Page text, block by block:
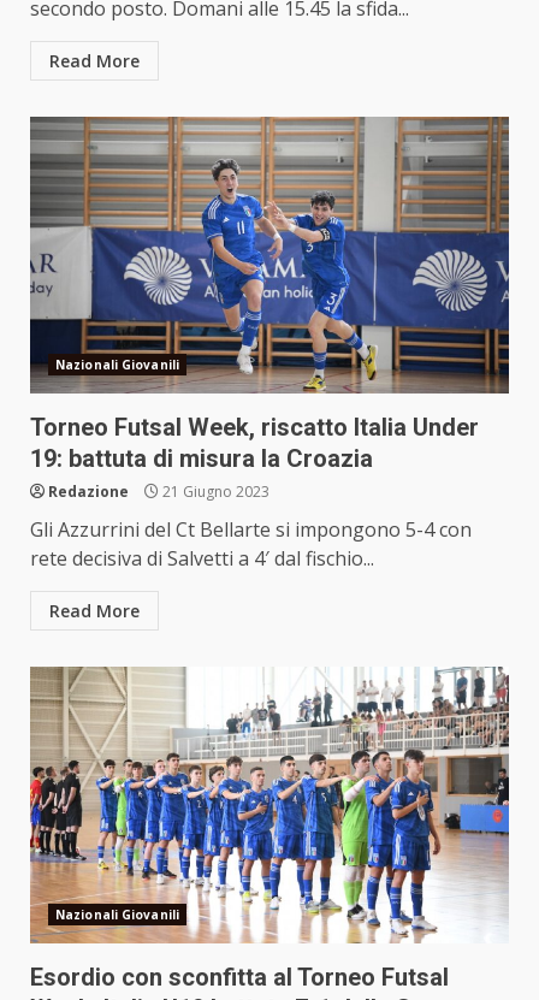
secondo posto. Domani alle 15.45 la sfida...
Read More
Nazionali Giovanili
Torneo Futsal Week, riscatto Italia Under
19: battuta di misura la Croazia
Redazione 21 Giugno 2023
Gli Azzurrini del Ct Bellarte si impongono 5-4 con
rete decisiva di Salvetti a 4′ dal fischio...
Read More
Nazionali Giovanili
Esordio con sconfitta al Torneo Futsal